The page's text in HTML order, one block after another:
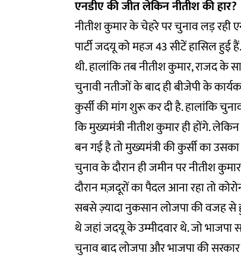
एनडीए की जीत लेकिन नीतीश की हार?
नीतीश कुमार के चेहरे पर चुनाव लड़
पार्टी जदयू को महज 43 सीटें हासिल हुई
थी. हालांकि तब नीतीश कुमार, राजद
चुनावी नतीजों के बाद ही बीजेपी के
कुर्सी की मांग शुरू कर दी है. हालांकि
कि मुख्यमंत्री नीतीश कुमार ही होंगे.
बन गई है तो मुख्यमंत्री की कुर्सी का
चुनाव के दौरान ही जमीन पर नीतीश
दौरान मज़दूरों का पैदल आना रहा तो
सबसे ज़्यादा नुकसान लोजपा की वजह से
थे जहां जदयू के उम्मीदवार थे. जो भाजपा
चुनाव बाद लोजपा और भाजपा की